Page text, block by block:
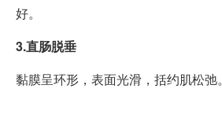
好。
3.直肠脱垂
黏膜呈环形，表面光滑，括约肌松弛。